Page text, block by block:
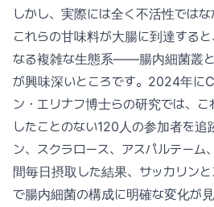
しかし、実際には全く不活性ではな
これらの甘味料が大腸に到達する
なる複雑な生態系——腸内細菌叢と
が興味深いところです。2024年に
ン・エリナフ博士らの研究では、
したことのない120人の参加者を追
ン、スクラロース、アスパルテーム
間毎日摂取した結果、サッカリン
で腸内細菌の構成に明確な変化が